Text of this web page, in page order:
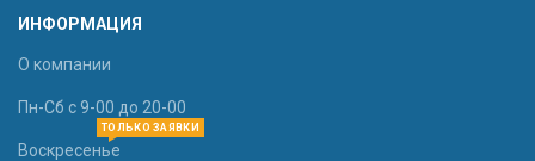
ИНФОРМАЦИЯ
О компании
Пн-Сб с 9-00 до 20-00
Воскресенье
ТОЛЬКО ЗАЯВКИ